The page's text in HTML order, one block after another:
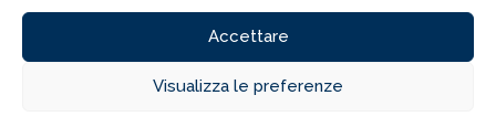
Accettare
Visualizza le preferenze
peuvent être interdites par votre mairie), et le COS
(coefficient d’occupation des sols).